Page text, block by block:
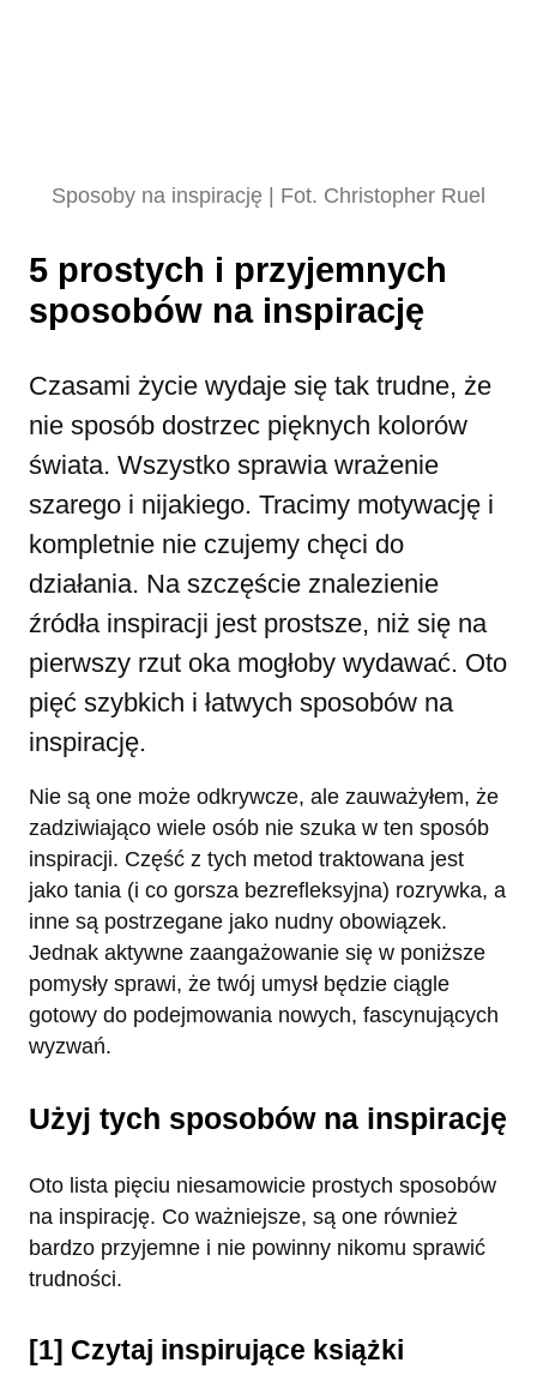
Sposoby na inspirację | Fot. Christopher Ruel
5 prostych i przyjemnych
sposobów na inspirację
Czasami życie wydaje się tak trudne, że
nie sposób dostrzec pięknych kolorów
świata. Wszystko sprawia wrażenie
szarego i nijakiego. Tracimy motywację i
kompletnie nie czujemy chęci do
działania. Na szczęście znalezienie
źródła inspiracji jest prostsze, niż się na
pierwszy rzut oka mogłoby wydawać. Oto
pięć szybkich i łatwych sposobów na
inspirację.
Nie są one może odkrywcze, ale zauważyłem, że
zadziwiająco wiele osób nie szuka w ten sposób
inspiracji. Część z tych metod traktowana jest
jako tania (i co gorsza bezrefleksyjna) rozrywka, a
inne są postrzegane jako nudny obowiązek.
Jednak aktywne zaangażowanie się w poniższe
pomysły sprawi, że twój umysł będzie ciągle
gotowy do podejmowania nowych, fascynujących
wyzwań.
Użyj tych sposobów na inspirację
Oto lista pięciu niesamowicie prostych sposobów
na inspirację. Co ważniejsze, są one również
bardzo przyjemne i nie powinny nikomu sprawić
trudności.
[1] Czytaj inspirujące książki